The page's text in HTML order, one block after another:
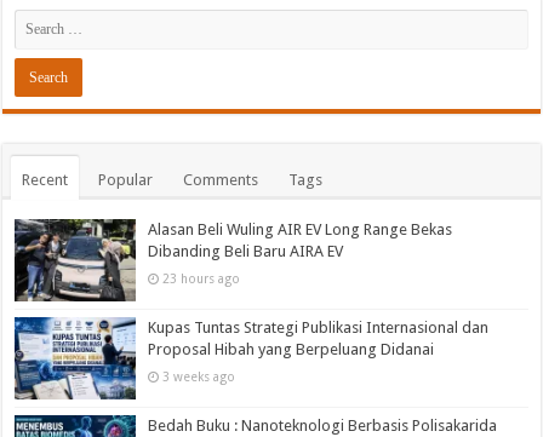
Recent Popular Comments Tags
Alasan Beli Wuling AIR EV Long Range Bekas
Dibanding Beli Baru AIRA EV
23 hours ago
Kupas Tuntas Strategi Publikasi Internasional dan
Proposal Hibah yang Berpeluang Didanai
3 weeks ago
Bedah Buku : Nanoteknologi Berbasis Polisakarida